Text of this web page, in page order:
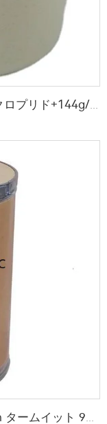
化学的殺虫剤 200g/L イマダクロプリド+144g/L シペルメトリン SE 高品質
高品質の殺虫剤 Hexaflumuron タームイット 97%TC Hexaflumuron CAS 86479-06-3